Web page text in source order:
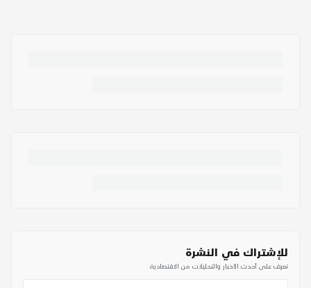
للإشتراك في النشرة
تعرف على أحدث الأخبار والتحليلات من الاقتصادية